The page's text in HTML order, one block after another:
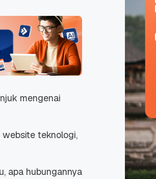
mengenai
website teknologi,
apa hubungannya